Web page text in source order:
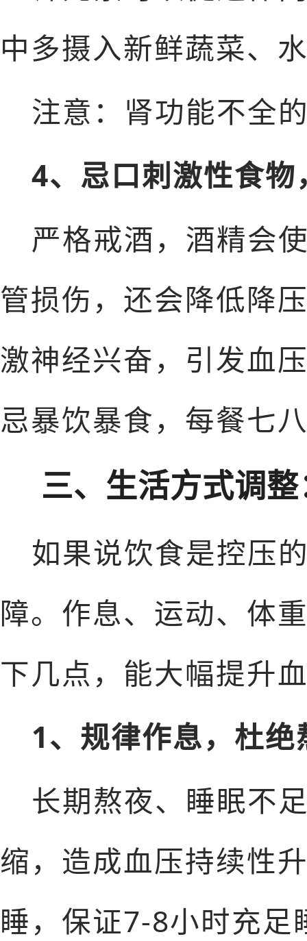
中多摄入新鲜蔬菜、
注意：肾功能不全
4、忌口刺激性食
严格戒酒，酒精会
管损伤，还会降低降
激神经兴奋，引发血
忌暴饮暴食，每餐七
三、生活方式调
如果说饮食是控压
障。作息、运动、体
下几点，能大幅提升
1、规律作息，杜绝
长期熬夜、睡眠不
缩，造成血压持续性
睡，保证7-8小时充